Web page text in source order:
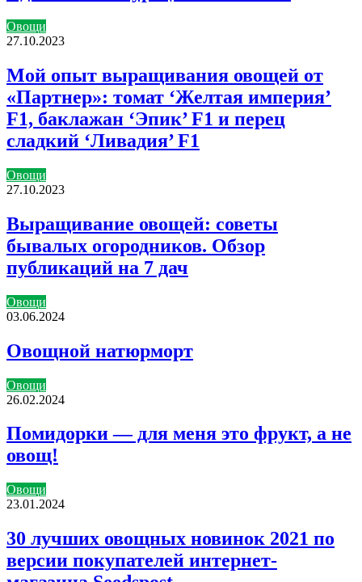
Овощи
27.10.2023
Мой опыт выращивания овощей от
«Партнер»: томат ‘Желтая империя’
F1, баклажан ‘Эпик’ F1 и перец
сладкий ‘Ливадия’ F1
Овощи
27.10.2023
Выращивание овощей: советы
бывалых огородников. Обзор
публикаций на 7 дач
Овощи
03.06.2024
Овощной натюрморт
Овощи
26.02.2024
Помидорки — для меня это фрукт, а не
овощ!
Овощи
23.01.2024
30 лучших овощных новинок 2021 по
версии покупателей интернет-